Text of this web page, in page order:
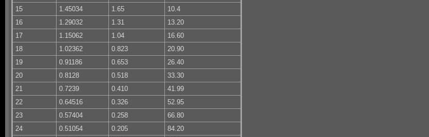
15
1.45034 1.65
10.4
16
1.29032 1.31
13.20
17
1.15062 1.04
16.60
18
1.02362 0.823
20.90
19
0.91186 0.653
26.40
20
0.8128 0.518
33.30
21
0.7239 0.410
41.99
22
0.64516 0.326
52.95
23
0.57404 0.258
66.80
24
0.51054 0.205
84.20